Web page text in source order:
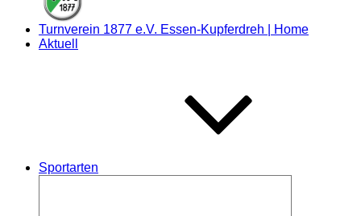
Turnverein 1877 e.V. Essen-Kupferdreh | Home
Aktuell
Sportarten